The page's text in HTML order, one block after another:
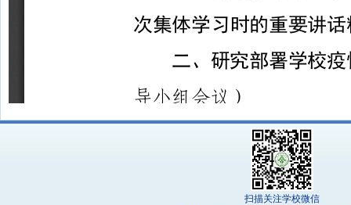
扫描关注学校微信